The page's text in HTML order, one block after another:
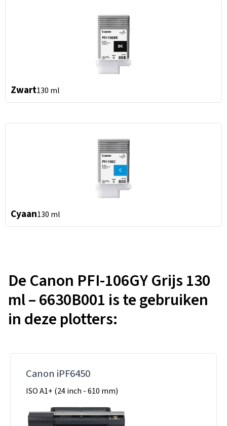
Zwart130 ml
Cyaan130 ml
De Canon PFI-106GY Grijs 130
ml – 6630B001 is te gebruiken
in deze plotters:
Canon iPF6450
ISO A1+ (24 inch - 610 mm)